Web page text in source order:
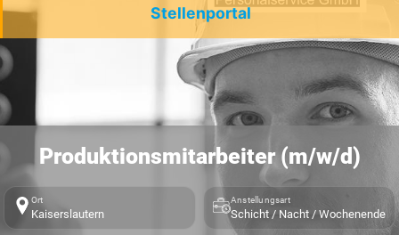
Stellenportal
Produktionsmitarbeiter (m/w/d)
Ort
Kaiserslautern
Anstellungsart
Schicht / Nacht / Wochenende